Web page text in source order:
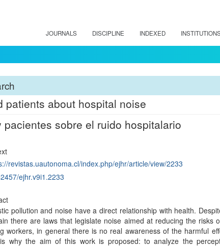
JOURNALS DISCIPLINE INDEXED
patients about hospital noise
sobre el ruido hospitalario
revistas.uautonoma.cl/index.php/ejhr/article/view/2233
ejhr.v9i1.2233
pollution and noise have a direct relationship with health.
there are laws that legislate noise aimed at reducing the risks
workers, in general there is no real awareness of the harmful
why the aim of this work is proposed: to analyze the